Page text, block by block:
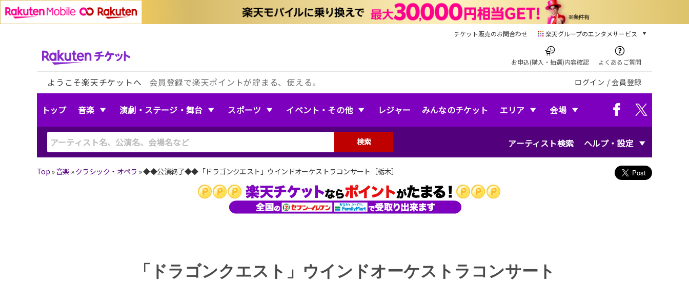
チケット販売のお問合わせ 楽天グループのエンタメサービス
本/ゲーム/CD/DVD
楽天ブックス
電子書籍
楽天Kobo
音楽配信
お申込(購入・抽選)内容確認 よくあるご質問
ようこそ楽天チケットへ 会員登録で楽天ポイントが貯まる、使える。 ログイン / 会員登録
トップ 音楽 演劇・ステージ・舞台 スポーツ イベント・その他 レジャー みんなのチケット エリア 会場
アーティスト検索 ヘルプ・設定
検索
Top »音楽 »クラシック・オペラ »◆◆公演終了◆◆「ドラゴンクエスト」ウインドオーケストラコンサート［栃木］
「ドラゴンクエスト」ウインドオーケストラコンサート